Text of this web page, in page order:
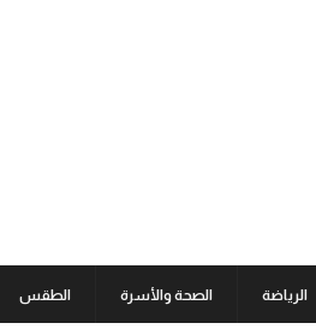
الرياضة الصحة والأسرة الطقس